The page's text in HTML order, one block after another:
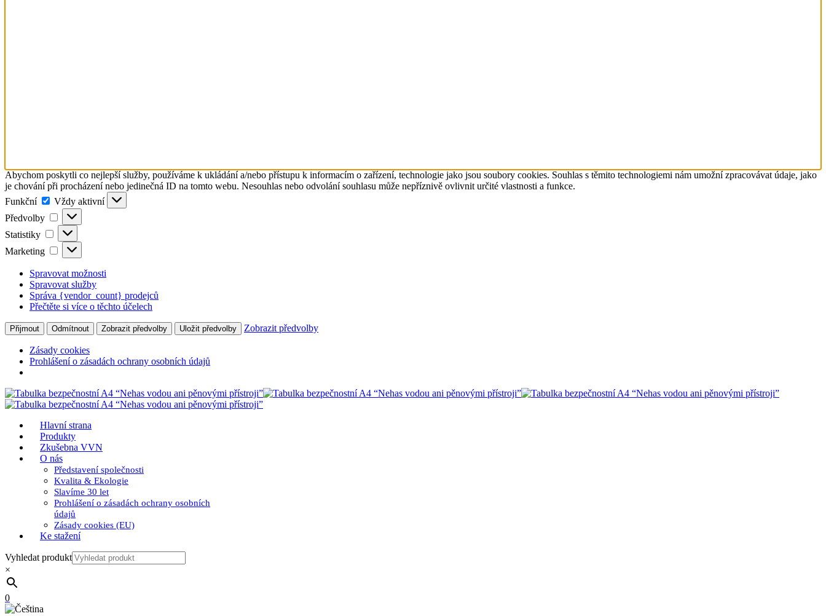
Abychom poskytli co nejlepší služby, používáme k ukládání a/nebo přístupu k informacím o zařízení, technologie jako jsou soubory cookies. Souhlas s těmito technologiemi nám umožní zpracovávat údaje, jako
je chování při procházení nebo jedinečná ID na tomto webu. Nesouhlas nebo odvolání souhlasu může nepříznivě ovlivnit určité vlastnosti a funkce.
Funkční
Funkční
Vždy aktivní
Předvolby
Předvolby
Statistiky Statistiky
Marketing Marketing
Spravovat možnosti
Spravovat služby
Správa {vendor_count} prodejců
Přečtěte si více o těchto účelech
Přijmout Odmítnout Zobrazit předvolby Uložit předvolby Zobrazit předvolby
Zásady cookies
Prohlášení o zásadách ochrany osobních údajů
Hlavní strana
Produkty
Zkušebna VVN
O nás
Představení společnosti
Kvalita & Ekologie
Slavíme 30 let
Prohlášení o zásadách ochrany osobních
údajů
Zásady cookies (EU)
Ke stažení
Vyhledat produkt
×
0